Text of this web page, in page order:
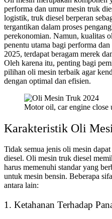
performa dan umur mesin truk
logistik, truk diesel berperan
tergantikan dalam proses
perekonomian. Namun, kualitas
penentu utama bagi performa
2025, terdapat beragam merek
Oleh karena itu, penting bagi
pilihan oli mesin terbaik agar
dengan optimal dan efisien.
Motor oil, car engine close
Karakteristik Oli
Tidak semua jenis oli mesin
diesel. Oli mesin truk diesel
harus memenuhi standar yang
untuk mesin bensin. Beberapa
antara lain:
1. Ketahanan Terhadap